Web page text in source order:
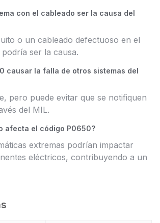
con el cableado ser la causa del
o un cableado defectuoso en el
ser la causa.
causar la falla de otros sistemas del
pero puede evitar que se notifiquen
del MIL.
afecta el código P0650?
extremas podrían impactar
eléctricos, contribuyendo a un